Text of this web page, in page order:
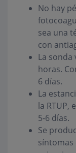
No hay
sea una
con
La sonda
horas.
6 días.
La
la RTUP,
5-6 días.
Se